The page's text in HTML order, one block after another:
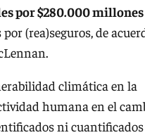
por $280.000 millones
(rea)seguros, de
climática en la
humana en el
ni cuantificados